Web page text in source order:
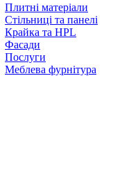
Плитні матеріали
Стільниці та панелі
Крайка та HPL
Фасади
Послуги
Меблева фурнітура